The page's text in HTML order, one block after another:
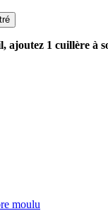
ajoutez 1 cuillère à
moulu